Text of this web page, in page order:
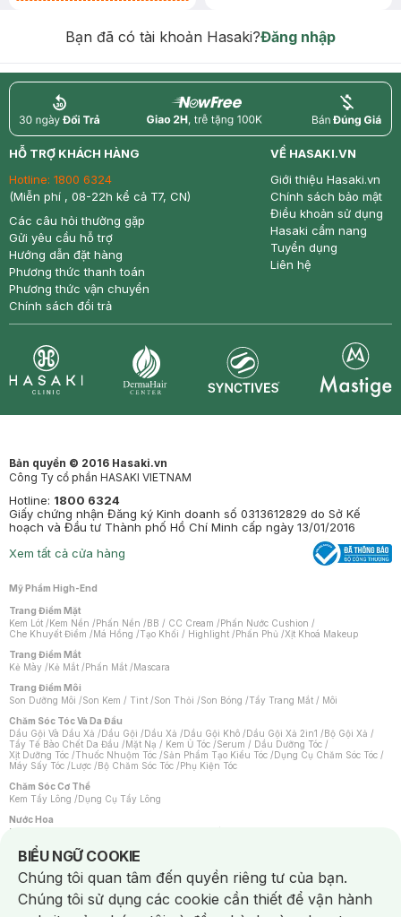
Bạn đã có tài khoản Hasaki?Đăng nhập
return nowfree price
HỖ TRỢ KHÁCH HÀNG
Hotline: 1800 6324
(Miễn phí , 08-22h kể cả T7, CN)
Các câu hỏi thường gặp
Gửi yêu cầu hỗ trợ
Hướng dẫn đặt hàng
Phương thức thanh toán
Phương thức vận chuyển
Chính sách đổi trả
VỀ HASAKI.VN
Giới thiệu Hasaki.vn
Chính sách bảo mật
Điều khoản sử dụng
Hasaki cẩm nang
Tuyển dụng
Liên hệ
Bản quyền © 2016 Hasaki.vn
Công Ty cổ phần HASAKI VIETNAM
Hotline: 1800 6324
Giấy chứng nhận Đăng ký Kinh doanh số 0313612829 do Sở Kế
hoạch và Đầu tư Thành phố Hồ Chí Minh cấp ngày 13/01/2016
Xem tất cả cửa hàng
Mỹ Phẩm High-End
Trang Điểm Mặt
Kem Lót /Kem Nền /Phấn Nền /BB / CC Cream /Phấn Nước Cushion /
Che Khuyết Điểm /Má Hồng /Tạo Khối / Highlight /Phấn Phủ /Xịt Khoá Makeup
Trang Điểm Mắt
Kẻ Mày /Kẻ Mắt /Phấn Mắt /Mascara
Trang Điểm Môi
Son Dưỡng Môi /Son Kem / Tint /Son Thỏi /Son Bóng /Tẩy Trang Mắt / Môi
Chăm Sóc Tóc Và Da Đầu
Dầu Gội Và Dầu Xả /Dầu Gội /Dầu Xả /Dầu Gội Khô /Dầu Gội Xả 2in1 /Bộ Gội Xả /
Tẩy Tế Bào Chết Da Đầu /Mặt Nạ / Kem Ủ Tóc /Serum / Dầu Dưỡng Tóc /
Xịt Dưỡng Tóc /Thuốc Nhuộm Tóc /Sản Phẩm Tạo Kiểu Tóc /Dụng Cụ Chăm Sóc Tóc /
Máy Sấy Tóc /Lược /Bộ Chăm Sóc Tóc /Phụ Kiện Tóc
Chăm Sóc Cơ Thể
Kem Tẩy Lông /Dụng Cụ Tẩy Lông
Nước Hoa
Nước Hoa Nữ
Chăm Sóc Cá Nhân
Chống Muỗi /Khẩu Trang /Máy Massage/Mặt Nạ Xông Hơi /Nước Rửa Tay/
Sản Phẩm Chăm Sóc Khác /Bàn Chải Đánh Răng /Bàn Chải Điện/
Hỗ Trợ Trắng Răng/Kem Đánh Răng /Máy Tăm Nước/ Nước Súc Miệng/
Tăm / Chỉ Nha Khoa/ Xịt Thơm Miệng / Dung Dịch Vệ Sinh/Dưỡng Vùng Kín/
BIỂU NGỮ COOKIE
Notice about cookies usage
Chúng tôi quan tâm đến quyền riêng tư của bạn.
Chúng tôi sử dụng các cookie cần thiết để vận hành